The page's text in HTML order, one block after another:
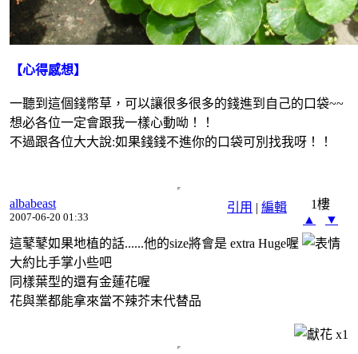
【心得感想】
一聽到這個錢幣草，可以讓很多很多的錢進到自己的口袋~~
想必各位一定會跟我一樣心動呦！！
不過跟各位大大說:如果錢錢不進你的口袋可別找我呀！！
引用 | 編輯
albabeast
2007-06-20 01:33
1樓
▲
▼
這鼕鼕如果地植的話......他的size將會是 extra Huge喔
大約比手掌小些吧
同樣葉型的還有金蓮花喔
花與業都能拿來當不辣芥末代替品
x1